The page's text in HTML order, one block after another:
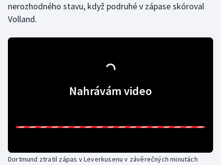
Vodní slalom
nerozhodného stavu, když podruhé v zápase skóroval
Volland.
Nahrávám video
Dortmund ztratil zápas v Leverkusenu v závěrečných minutách